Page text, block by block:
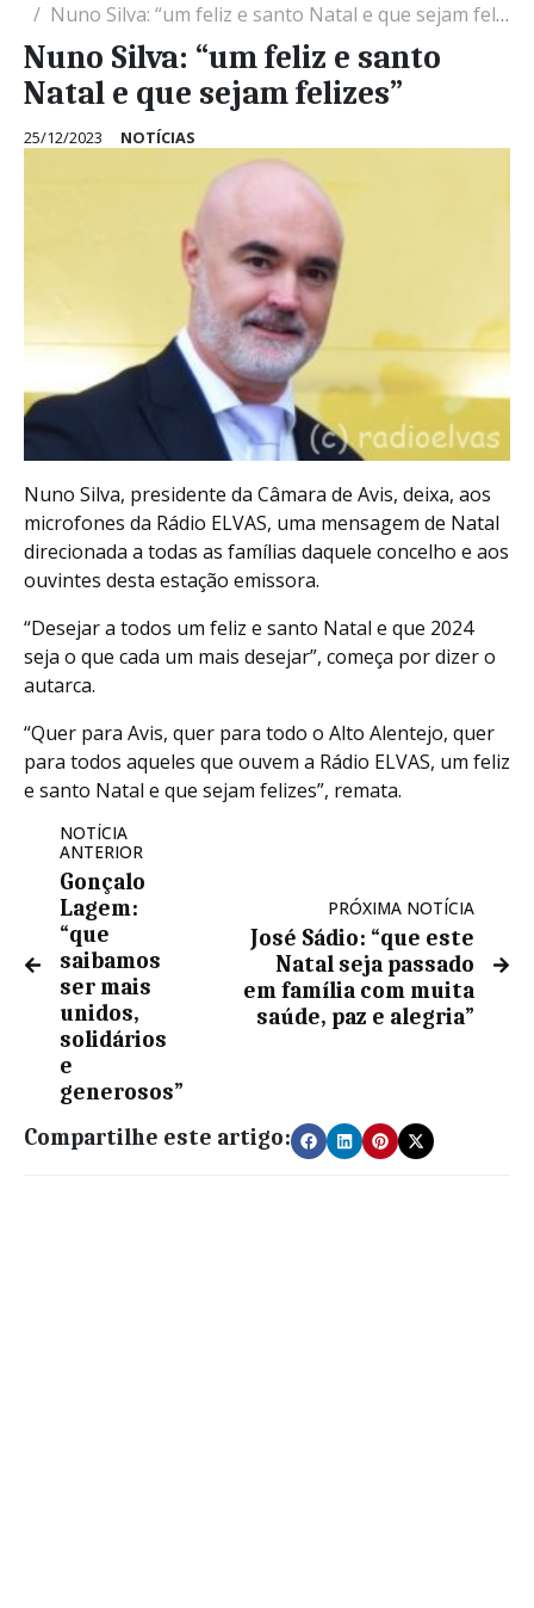
Nuno Silva: “um feliz e santo Natal e que sejam felizes”
Nuno Silva: “um feliz e santo
Natal e que sejam felizes”
25/12/2023 NOTÍCIAS
Nuno Silva, presidente da Câmara de Avis, deixa, aos
microfones da Rádio ELVAS, uma mensagem de Natal
direcionada a todas as famílias daquele concelho e aos
ouvintes desta estação emissora.
“Desejar a todos um feliz e santo Natal e que 2024
seja o que cada um mais desejar”, começa por dizer o
autarca.
“Quer para Avis, quer para todo o Alto Alentejo, quer
para todos aqueles que ouvem a Rádio ELVAS, um feliz
e santo Natal e que sejam felizes”, remata.
NOTÍCIA
ANTERIOR
Gonçalo
Lagem:
“que
saibamos
ser mais
unidos,
solidários
e
generosos”
PRÓXIMA NOTÍCIA
José Sádio: “que este
Natal seja passado
em família com muita
saúde, paz e alegria”
Compartilhe este artigo: